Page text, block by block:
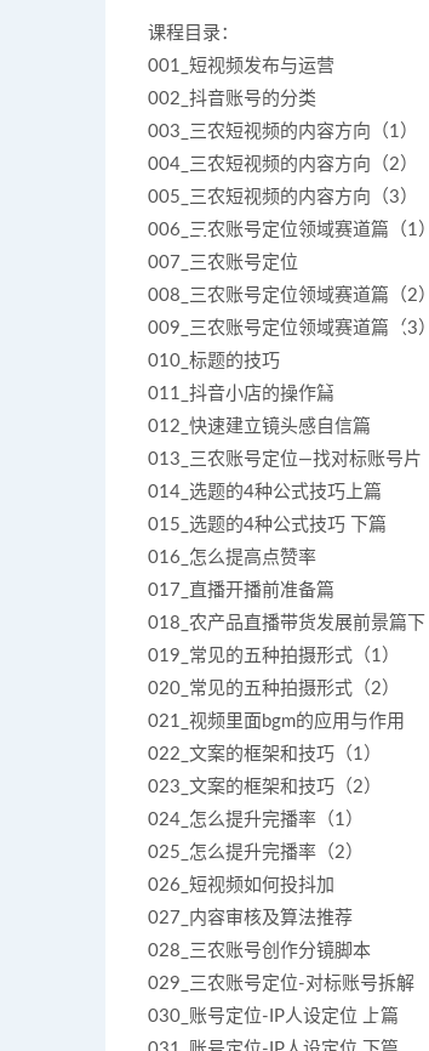
课程目录：
001_短视频发布与运营
002_抖音账号的分类
003_三农短视频的内容方向（1）
004_三农短视频的内容方向（2）
005_三农短视频的内容方向（3）
006_三农账号定位领域赛道篇（1）
007_三农账号定位
008_三农账号定位领域赛道篇（2）
009_三农账号定位领域赛道篇（3）
010_标题的技巧
011_抖音小店的操作篇
012_快速建立镜头感自信篇
013_三农账号定位—找对标账号片
014_选题的4种公式技巧上篇
015_选题的4种公式技巧 下篇
016_怎么提高点赞率
017_直播开播前准备篇
018_农产品直播带货发展前景篇下
019_常见的五种拍摄形式（1）
020_常见的五种拍摄形式（2）
021_视频里面bgm的应用与作用
022_文案的框架和技巧（1）
023_文案的框架和技巧（2）
024_怎么提升完播率（1）
025_怎么提升完播率（2）
026_短视频如何投抖加
027_内容审核及算法推荐
028_三农账号创作分镜脚本
029_三农账号定位-对标账号拆解
030_账号定位-IP人设定位 上篇